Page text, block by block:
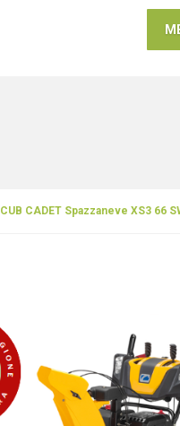
CUB CADET Spazzaneve XS3 66